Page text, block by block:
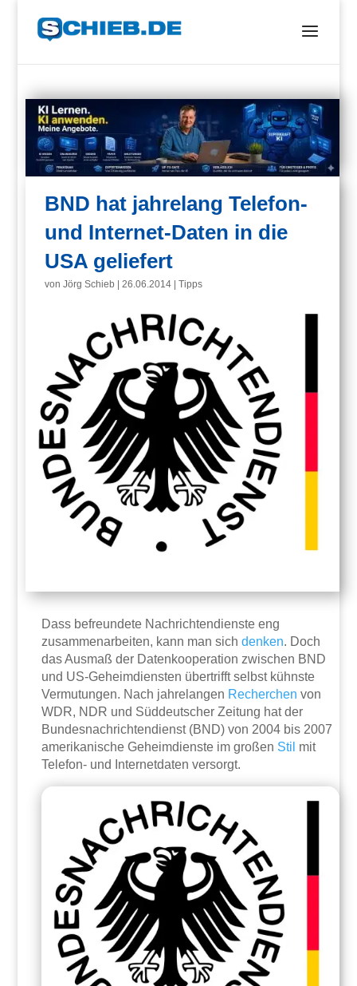
BND hat jahrelang Telefon-
und Internet-Daten in die
USA geliefert
vonJörg Schieb |26.06.2014 |Tipps
Dass befreundete Nachrichtendienste eng
zusammenarbeiten, kann man sichdenken. Doch
das Ausmaß der Datenkooperation zwischen BND
und US-Geheimdiensten übertrifft selbst kühnste
Vermutungen. Nach jahrelangen Recherchen von
WDR, NDR und Süddeutscher Zeitung hat der
Bundesnachrichtendienst (BND) von 2004 bis 2007
amerikanische Geheimdienste im großen Stil mit
Telefon- und Internetdaten versorgt.